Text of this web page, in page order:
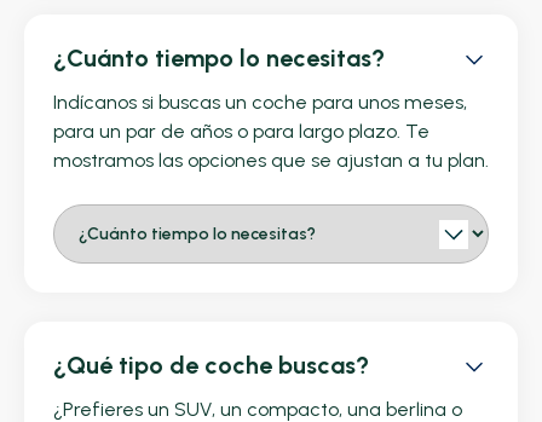
¿Cuánto tiempo lo necesitas?
Indícanos si buscas un coche para unos meses,
para un par de años o para largo plazo. Te
mostramos las opciones que se ajustan a tu plan.
¿Qué tipo de coche buscas?
¿Prefieres un SUV, un compacto, una berlina o